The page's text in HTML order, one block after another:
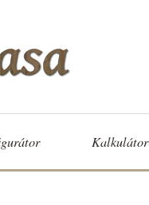
Kalkulátor